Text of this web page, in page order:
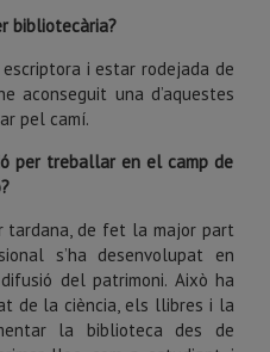
bibliotecària?
i estar rodejada de
aconseguit una d’aquestes
pel camí.
per treballar en el camp de
tardana, de fet la major part
s’ha desenvolupat en
del patrimoni. Això ha
de la ciència, els llibres i la
la biblioteca des de